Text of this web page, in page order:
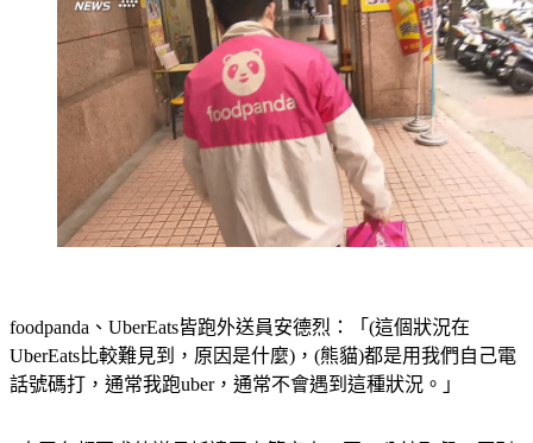
foodpanda、UberEats皆跑外送員安德烈：「(這個狀況在
UberEats比較難見到，原因是什麼)，(熊貓)都是用我們自己電